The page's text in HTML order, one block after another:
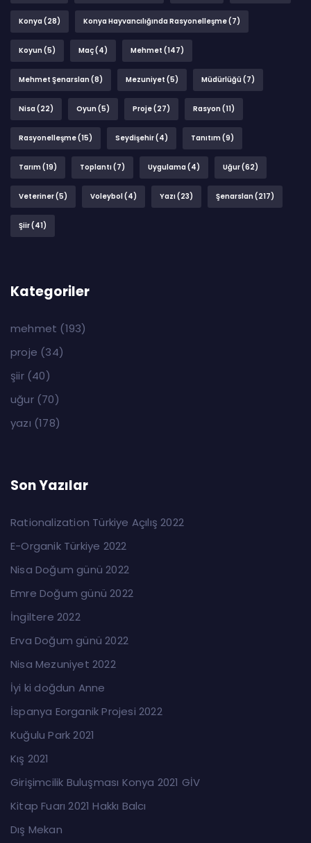
Konya(28) Konya Hayvancılığında Rasyonelleşme(7)
Koyun(5) Maç(4) Mehmet (147)
Mehmet Şenarslan(8) Mezuniyet (5) Müdürlüğü(7)
Nisa(22) Oyun(5) Proje(27) Rasyon(11)
Rasyonelleşme(15) Seydişehir(4) Tanıtım(9)
Tarım(19) Toplantı(7) Uygulama(4) Uğur(62)
Veteriner(5) Voleybol(4) Yazı(23) Şenarslan(217)
Şiir(41)
Kategoriler
mehmet (193)
proje (34)
şiir(40)
uğur(70)
yazı (178)
Son Yazılar
Rationalization Türkiye Açılış 2022
E-Organik Türkiye 2022
Nisa Doğum günü 2022
Emre Doğum günü 2022
İngiltere 2022
Erva Doğum günü 2022
Nisa Mezuniyet 2022
İyi ki doğdun Anne
İspanya Eorganik Projesi 2022
Kuğulu Park 2021
Kış 2021
Girişimcilik Buluşması Konya 2021 GİV
Kitap Fuarı 2021 Hakkı Balcı
Dış Mekan